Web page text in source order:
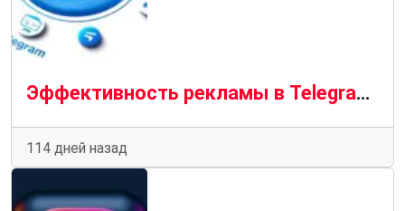
Эффективность рекламы в Telegram: реальный потенциал и ограничения
114 дней назад